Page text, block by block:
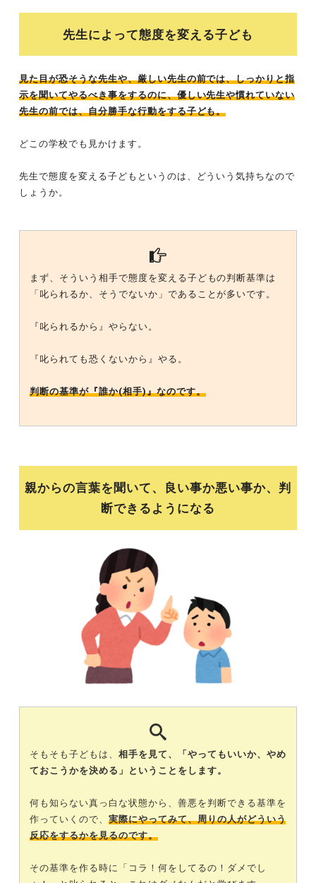
先生によって態度を変える子ども
見た目が恐そうな先生や、厳しい先生の前では、しっかりと指
示を聞いてやるべき事をするのに、優しい先生や慣れていない
先生の前では、自分勝手な行動をする子ども。
どこの学校でも見かけます。
先生で態度を変える子どもというのは、どういう気持ちなので
しょうか。
まず、そういう相手で態度を変える子どもの判断基準は
「叱られるか、そうでないか」であることが多いです。
『叱られるから』やらない。
『叱られても恐くないから』やる。
判断の基準が『誰か(相手)』なのです。
親からの言葉を聞いて、良い事か悪い事か、判
断できるようになる
そもそも子どもは、 相手を見て、「やってもいいか、やめ
ておこうかを決める」ということをします。
何も知らない真っ白な状態から、善悪を判断できる基準を
作っていくので、 実際にやってみて、周りの人がどういう
反応をするかを見るのです。
その基準を作る時に「コラ！何をしてるの！ダメでし